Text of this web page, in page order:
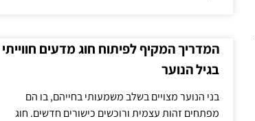
המדריך המקיף לפיתוח חוג מדעים חווייתי
בגיל הנוער
בני הנוער מצויים בשלב משמעותי בחייהם, בו הם
מפתחים זהות עצמית ורוכשים כישורים חדשים. חוג